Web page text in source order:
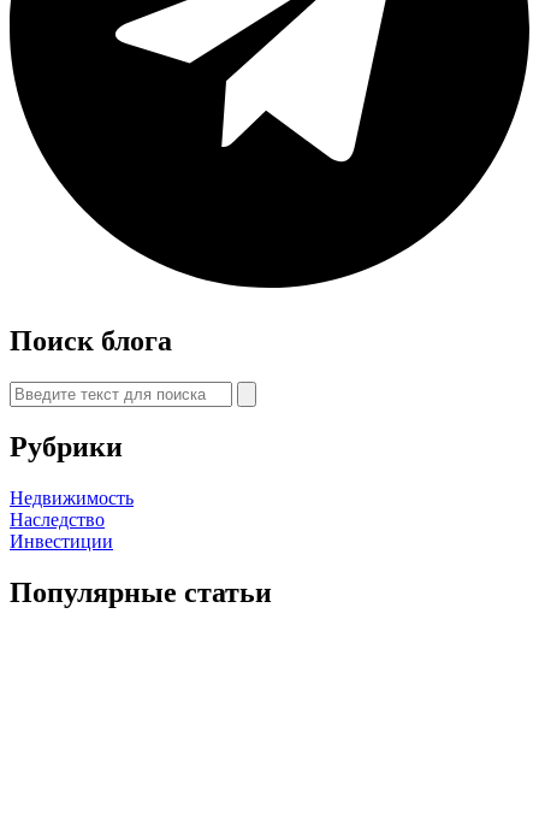
Поиск блога
Рубрики
Недвижимость
Наследство
Инвестиции
Популярные статьи